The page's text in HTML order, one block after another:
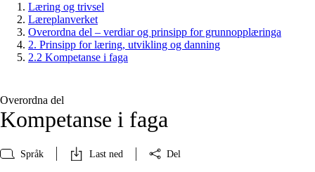
Læring og trivsel
Læreplanverket
Overordna del – verdiar og prinsipp for grunnopplæringa
2. Prinsipp for læring, utvikling og danning
2.2 Kompetanse i faga
Overordna del
Kompetanse i faga
Språk Last ned Del